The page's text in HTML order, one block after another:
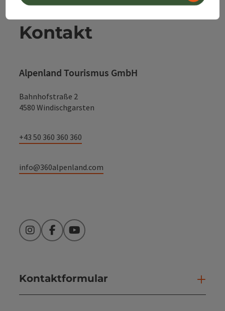
Kontakt
Alpenland Tourismus GmbH
Bahnhofstraße 2
4580 Windischgarsten
+43 50 360 360 360
info@360alpenland.com
InstagramFacebookYouTube
Kontaktformular